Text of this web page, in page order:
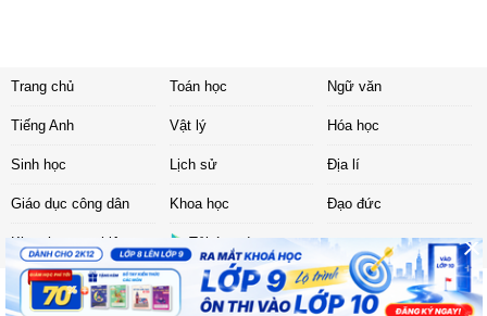
Trang chủ Toán học Ngữ văn
Tiếng Anh Vật lý Hóa học
Sinh học Lịch sử Địa lí
Giáo dục công dân Khoa học Đạo đức
Khoa học tự nhiên Tải ứng dụng
Liên hệ|Chính sách